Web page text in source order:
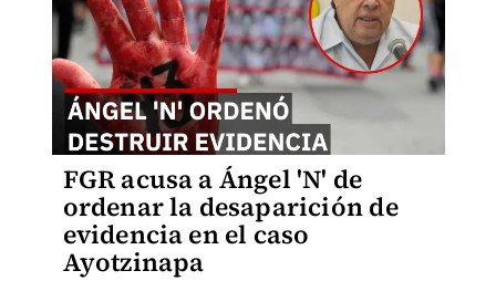
FGR acusa a Ángel 'N' de
ordenar la desaparición de
evidencia en el caso
Ayotzinapa